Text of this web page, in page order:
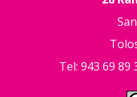
Tel: 943 69 89